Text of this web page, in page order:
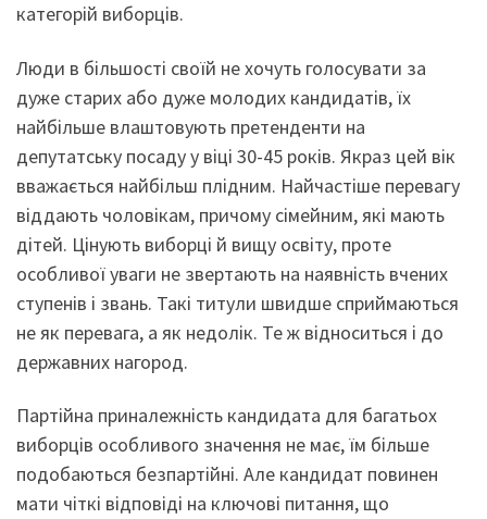
категорій виборців.
Люди в більшості своїй не хочуть голосувати за
дуже старих або дуже молодих кандидатів, їх
найбільше влаштовують претенденти на
депутатську посаду у віці 30-45 років. Якраз цей вік
вважається найбільш плідним. Найчастіше перевагу
віддають чоловікам, причому сімейним, які мають
дітей. Цінують виборці й вищу освіту, проте
особливої уваги не звертають на наявність вчених
ступенів і звань. Такі титули швидше сприймаються
не як перевага, а як недолік. Те ж відноситься і до
державних нагород.
Партійна приналежність кандидата для багатьох
виборців особливого значення не має, їм більше
подобаються безпартійні. Але кандидат повинен
мати чіткі відповіді на ключові питання, що